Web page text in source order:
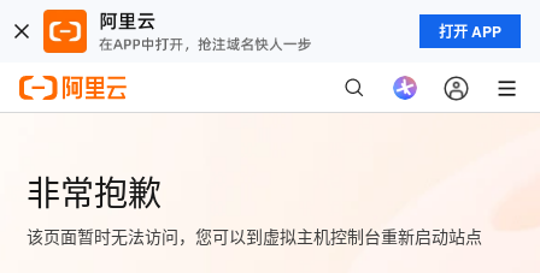
打开 APP
非常抱歉
该页面暂时无法访问，您可以到虚拟主机控制台重新启动站点